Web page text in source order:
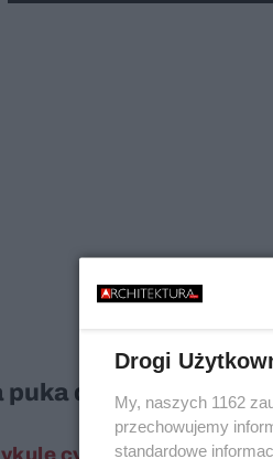
puka do polskiego
Drogi
My, naszych 1162
przechowujemy
standardowe